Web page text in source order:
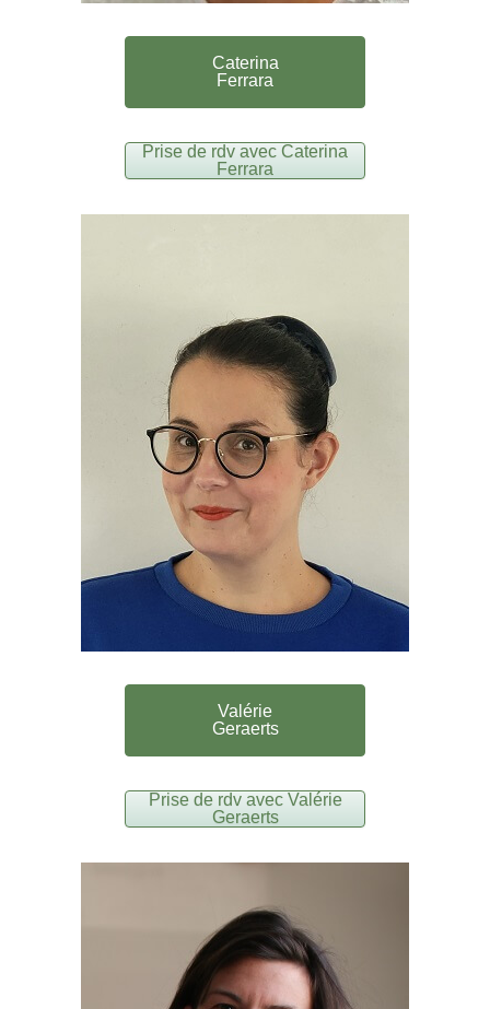
Caterina
Ferrara
Prise de rdv avec Caterina
Ferrara
Valérie
Geraerts
Prise de rdv avec Valérie
Geraerts